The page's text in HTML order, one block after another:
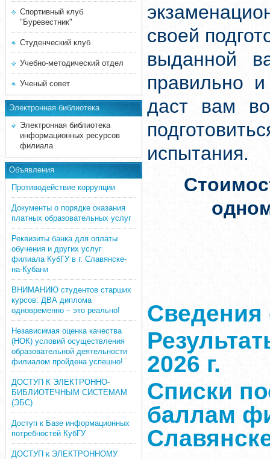
Спортивный клуб
"Буревестник"
Студенческий клуб
Учебно-методический отдел
Ученый совет
Электронная библиотека
Электронная библиотека
информационных ресурсов
филиала
Объявления
Противодействие коррупции
Документы о порядке оказания
платных образовательных услуг
Реквизиты банка для оплаты
обучения и других услуг
филиала КубГУ в г. Славянске-
на-Кубани
ВНИМАНИЮ студентов старших
курсов: ДВА диплома
одновременно – это реально!
Независимая оценка качества
(НОК) условий осуществления
образовательной деятельности
филиалом пройдена успешно!
ДОСТУП К ЭЛЕКТРОННО-
БИБЛИОТЕЧНЫМ СИСТЕМАМ
(ЭБС)
Доступ к Базе информационных
потребностей КубГУ
ДОСТУП к ЭЛЕКТРОННОМУ
своей
выданной
правильно
даст вам
испытания.
Сведения
2026 г.
Списки
баллам